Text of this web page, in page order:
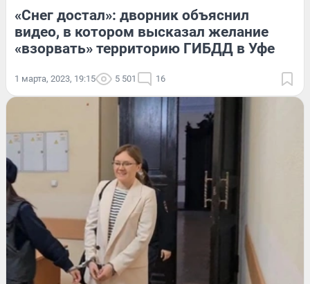
«Снег достал»: дворник объяснил
видео, в котором высказал желание
«взорвать» территорию ГИБДД в Уфе
1 марта, 2023, 19:15 5 501 16